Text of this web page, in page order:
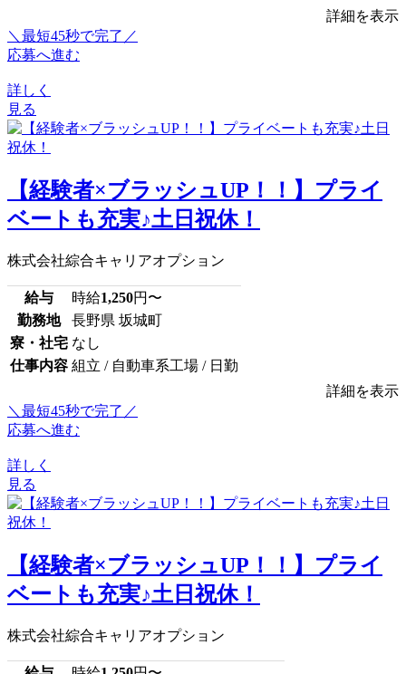
詳細を表示
＼最短45秒で完了／
応募へ進む
詳しく
見る
【経験者×ブラッシュUP！！】プライ
ベートも充実♪土日祝休！
株式会社綜合キャリアオプション
給与 時給1,250円〜
勤務地
長野県 坂城町
寮・社宅 なし
仕事内容 組立 / 自動車系工場 / 日勤
詳細を表示
＼最短45秒で完了／
応募へ進む
詳しく
見る
【経験者×ブラッシュUP！！】プライ
ベートも充実♪土日祝休！
株式会社綜合キャリアオプション